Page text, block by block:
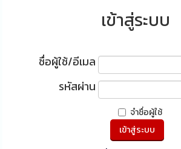
เข้าสู่ระบบ
ชื่อผู้ใช้/อีเมล
รหัสผ่าน
จำชื่อผู้ใช้